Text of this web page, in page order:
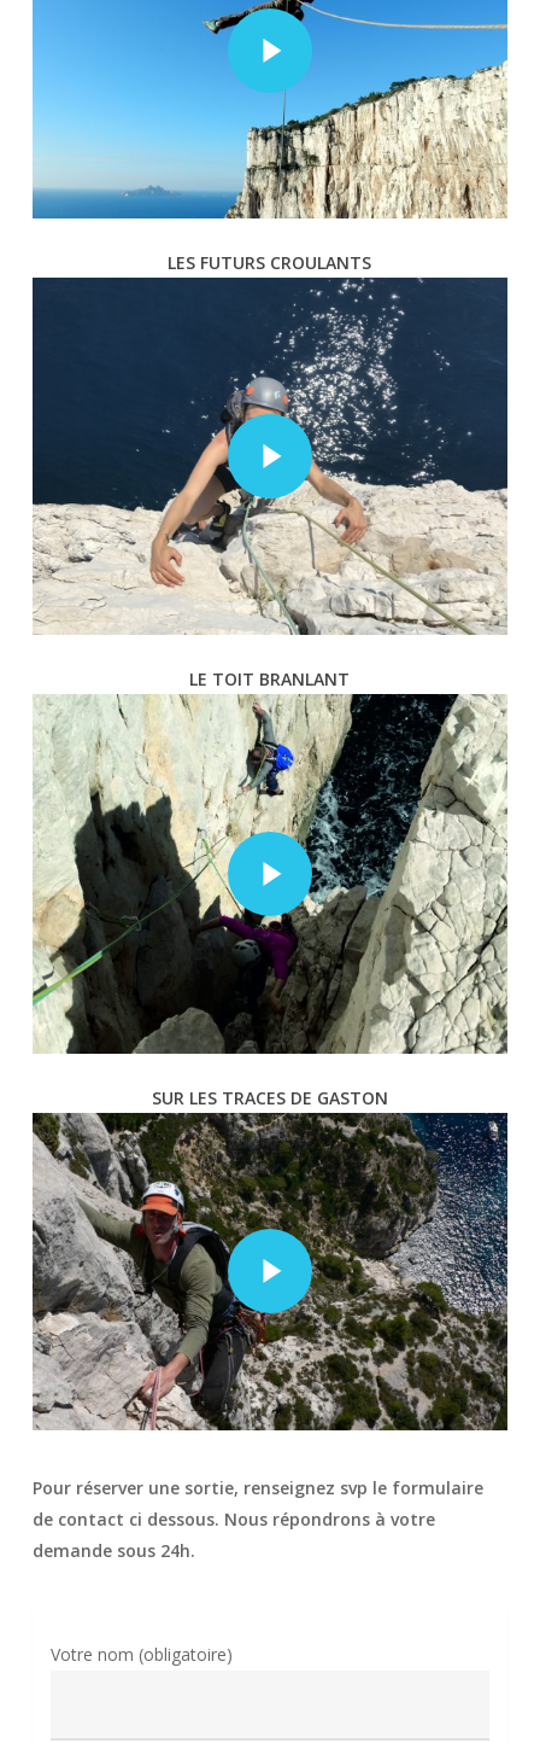
Play Video
LES FUTURS CROULANTS
Play Video
LE TOIT BRANLANT
Play Video
SUR LES TRACES DE GASTON
Play Video
Pour réserver une sortie, renseignez svp le formulaire
de contact ci dessous. Nous répondrons à votre
demande sous 24h.
Votre nom (obligatoire)